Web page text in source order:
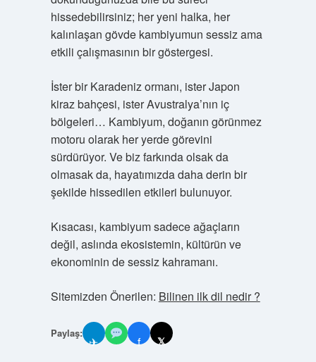
hissedebilirsiniz; her yeni halka, her
kalınlaşan gövde kambiyumun sessiz ama
etkili çalışmasının bir göstergesi.
İster bir Karadeniz ormanı, ister Japon
kiraz bahçesi, ister Avustralya’nın iç
bölgeleri… Kambiyum, doğanın görünmez
motoru olarak her yerde görevini
sürdürüyor. Ve biz farkında olsak da
olmasak da, hayatımızda daha derin bir
şekilde hissedilen etkileri bulunuyor.
Kısacası, kambiyum sadece ağaçların
değil, aslında ekosistemin, kültürün ve
ekonominin de sessiz kahramanı.
Sitemizden Önerilen: Bilinen ilk dil nedir ?
Paylaş:
✈ f 𝕏